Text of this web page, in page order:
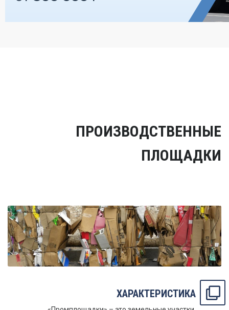
ПРОИЗВОДСТВЕННЫЕ
ПЛОЩАДКИ
ХАРАКТЕРИСТИКА